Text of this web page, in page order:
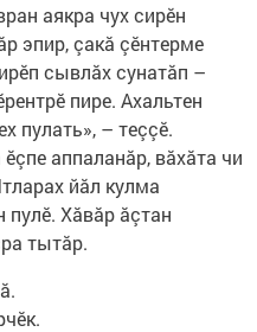
аякра чух сирӗн
эпир, çакă çӗнтерме
сывлăх сунатăп –
пире. Ахальтен
пулать», – теççӗ.
аппаланăр, вăхăта чи
йăл кулма
пулӗ. Хăвăр ăçтан
тытăр.